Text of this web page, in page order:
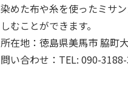
染めた布や糸を使ったミサ
しむことができます。
所在地：徳島県美馬市 脇町
問い合わせ：TEL: 090-3188-